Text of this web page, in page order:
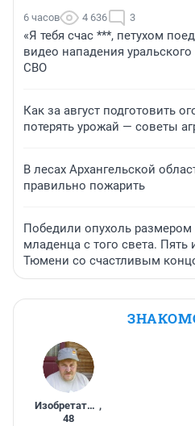
6 часов 4 636 3
«Я тебя счас ***, петухом
видео нападения
СВО
Как за август подготовить
потерять урожай — советы
В лесах Архангельской
правильно пожарить
Победили опухоль
младенца с того света. Пять
Тюмени со счастливым
Изобретатель ,
48